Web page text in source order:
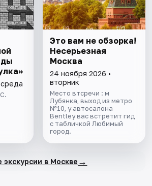
Это вам не обзорка!
Несерьезная
Москва
24 ноября 2026 •
вторник
Место втсречи : м
Лубянка, выход из метро
№10, у автосалона
Bentley вас встретит гид
с табличкой Любимый
город.
экскурсии в Москве →